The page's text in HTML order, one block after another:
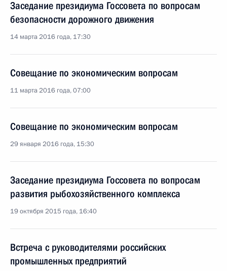
Заседание президиума Госсовета по вопросам
безопасности дорожного движения
14 марта 2016 года, 17:30
Совещание по экономическим вопросам
11 марта 2016 года, 07:00
Совещание по экономическим вопросам
29 января 2016 года, 15:30
Заседание президиума Госсовета по вопросам
развития рыбохозяйственного комплекса
19 октября 2015 года, 16:40
Встреча с руководителями российских
промышленных предприятий